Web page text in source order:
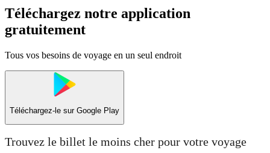
Téléchargez notre application
gratuitement
Tous vos besoins de voyage en un seul endroit
Téléchargez-le sur Google Play
Trouvez le billet le moins cher pour votre voyage